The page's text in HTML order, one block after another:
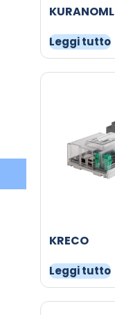
KURANOML
Leggi tutto
KRECO
Leggi tutto